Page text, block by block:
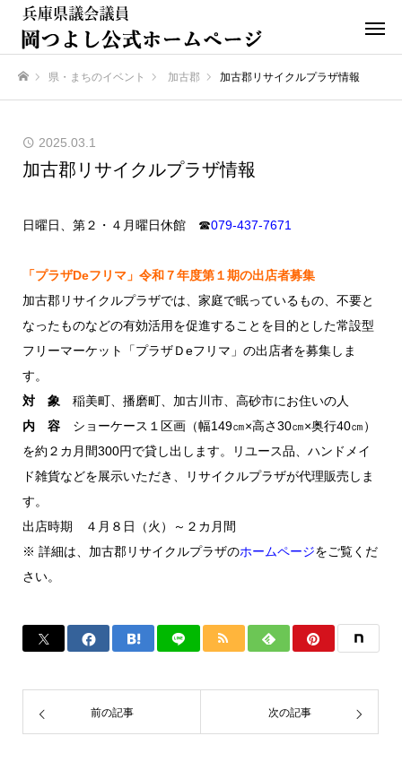
県・まちのイベント 加古郡 加古郡リサイクルプラザ情報
2025.03.1
加古郡リサイクルプラザ情報
日曜日、第２・４月曜日休館 ☎079-437-7671
「プラザDeフリマ」令和７年度第１期の出店者募集
加古郡リサイクルプラザでは、家庭で眠っているもの、不要と
なったものなどの有効活用を促進することを目的とした常設型
フリーマーケット「プラザＤeフリマ」の出店者を募集しま
す。
対 象 稲美町、播磨町、加古川市、高砂市にお住いの人
内 容 ショーケース１区画（幅149㎝×高さ30㎝×奥行40㎝）
を約２カ月間300円で貸し出します。リユース品、ハンドメイ
ド雑貨などを展示いただき、リサイクルプラザが代理販売しま
す。
出店時期 ４月８日（火）～２カ月間
※ 詳細は、加古郡リサイクルプラザのホームページをご覧くだ
さい。
前の記事 次の記事